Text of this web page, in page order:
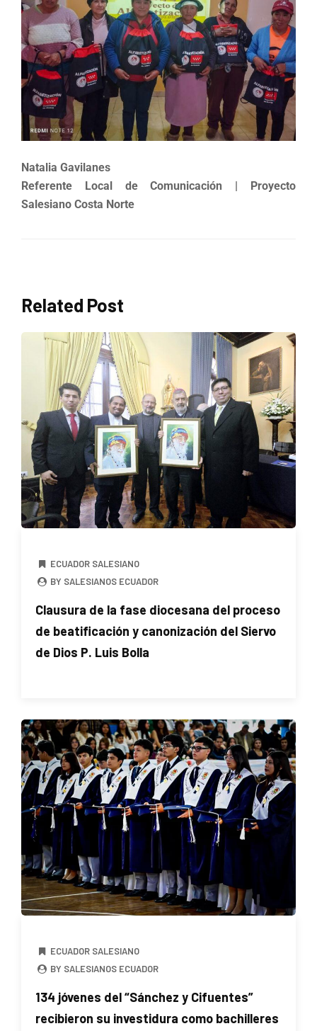
Natalia Gavilanes
Referente Local de Comunicación | Proyecto
Salesiano Costa Norte
Related Post
ECUADOR SALESIANO
BY SALESIANOS ECUADOR
Clausura de la fase diocesana del proceso
de beatificación y canonización del Siervo
de Dios P. Luis Bolla
ECUADOR SALESIANO
BY SALESIANOS ECUADOR
134 jóvenes del “Sánchez y Cifuentes”
recibieron su investidura como bachilleres